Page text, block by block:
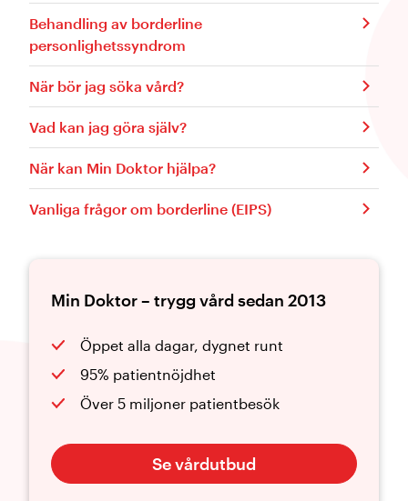
Behandling av borderline
personlighetssyndrom
När bör jag söka vård?
Vad kan jag göra själv?
När kan Min Doktor hjälpa?
Vanliga frågor om borderline (EIPS)
Min Doktor – trygg vård sedan 2013
Öppet alla dagar, dygnet runt
95% patientnöjdhet
Över 5 miljoner patientbesök
Se vårdutbud